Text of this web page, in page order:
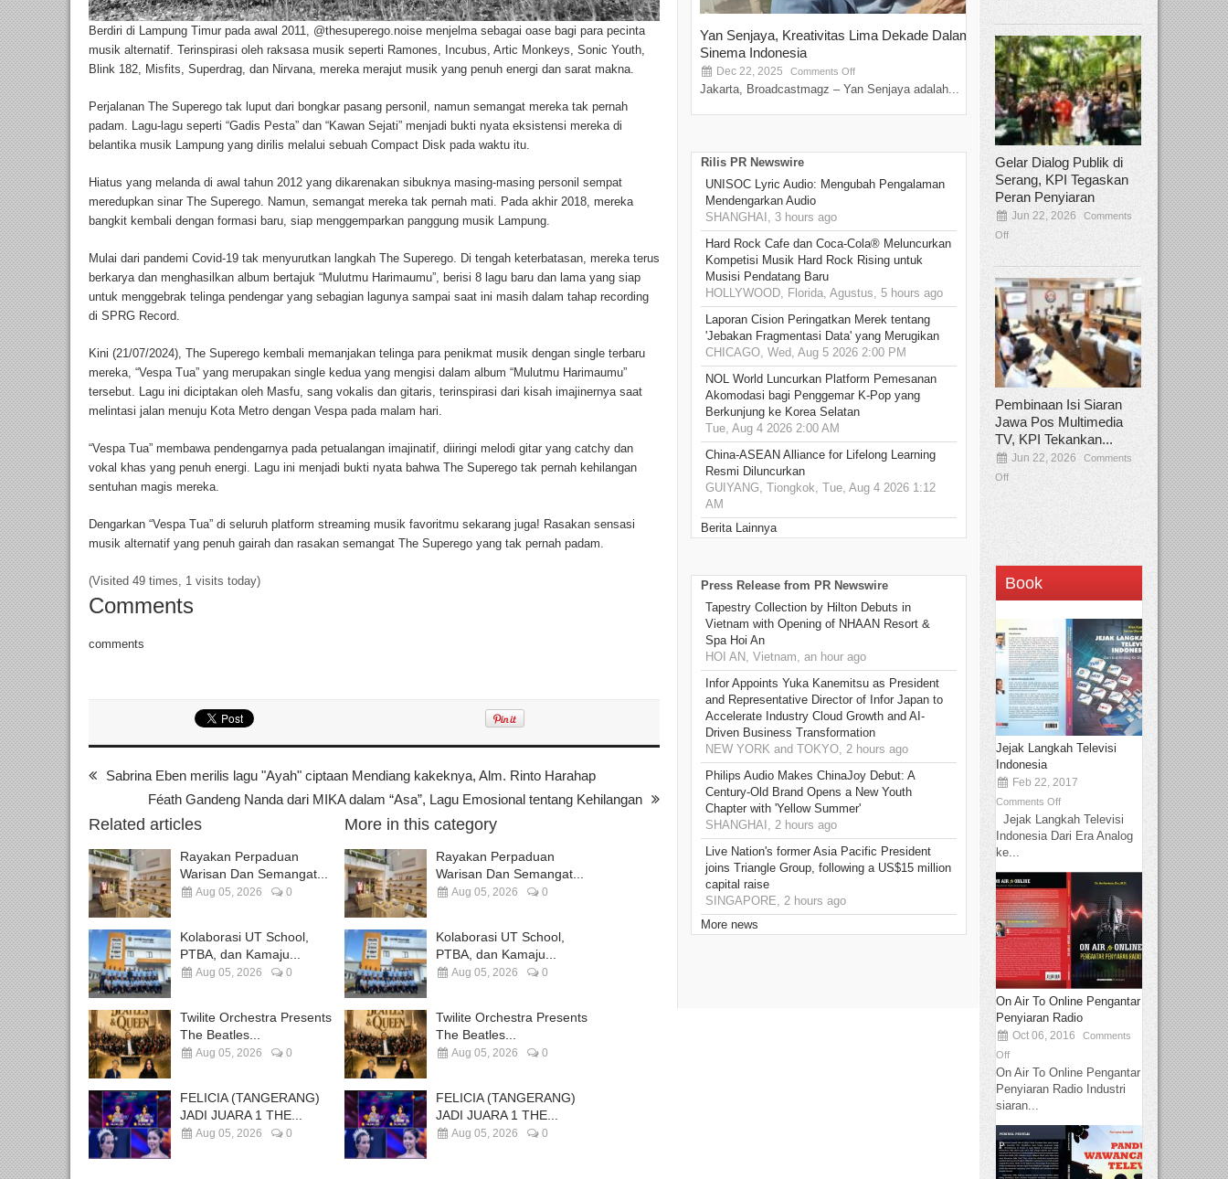
Berdiri di Lampung Timur pada awal 2011, @thesuperego.noise menjelma sebagai oase bagi para pecinta
musik alternatif. Terinspirasi oleh raksasa musik seperti Ramones, Incubus, Artic Monkeys, Sonic Youth,
Blink 182, Misfits, Superdrag, dan Nirvana, mereka merajut musik yang penuh energi dan sarat makna.
Perjalanan The Superego tak luput dari bongkar pasang personil, namun semangat mereka tak pernah
padam. Lagu-lagu seperti “Gadis Pesta” dan “Kawan Sejati” menjadi bukti nyata eksistensi mereka di
belantika musik Lampung yang dirilis melalui sebuah Compact Disk pada waktu itu.
Hiatus yang melanda di awal tahun 2012 yang dikarenakan sibuknya masing-masing personil sempat
meredupkan sinar The Superego. Namun, semangat mereka tak pernah mati. Pada akhir 2018, mereka
bangkit kembali dengan formasi baru, siap menggemparkan panggung musik Lampung.
Mulai dari pandemi Covid-19 tak menyurutkan langkah The Superego. Di tengah keterbatasan, mereka terus
berkarya dan menghasilkan album bertajuk “Mulutmu Harimaumu”, berisi 8 lagu baru dan lama yang siap
untuk menggebrak telinga pendengar yang sebagian lagunya sampai saat ini masih dalam tahap recording
di SPRG Record.
Kini (21/07/2024), The Superego kembali memanjakan telinga para penikmat musik dengan single terbaru
mereka, “Vespa Tua” yang merupakan single kedua yang mengisi dalam album “Mulutmu Harimaumu”
tersebut. Lagu ini diciptakan oleh Masfu, sang vokalis dan gitaris, terinspirasi dari kisah imajinernya saat
melintasi jalan menuju Kota Metro dengan Vespa pada malam hari.
“Vespa Tua” membawa pendengarnya pada petualangan imajinatif, diiringi melodi gitar yang catchy dan
vokal khas yang penuh energi. Lagu ini menjadi bukti nyata bahwa The Superego tak pernah kehilangan
sentuhan magis mereka.
Dengarkan “Vespa Tua” di seluruh platform streaming musik favoritmu sekarang juga! Rasakan sensasi
musik alternatif yang penuh gairah dan rasakan semangat The Superego yang tak pernah padam.
(Visited 49 times, 1 visits today)
Comments
comments
Sabrina Eben merilis lagu "Ayah" ciptaan Mendiang kakeknya, Alm. Rinto Harahap
Féath Gandeng Nanda dari MIKA dalam “Asa”, Lagu Emosional tentang Kehilangan
Related articles
Rayakan Perpaduan
Warisan Dan Semangat...
Aug 05, 2026 0
Kolaborasi UT School,
PTBA, dan Kamaju...
Aug 05, 2026 0
Twilite Orchestra Presents
The Beatles...
Aug 05, 2026 0
FELICIA (TANGERANG)
JADI JUARA 1 THE...
Aug 05, 2026 0
More in this category
Rayakan Perpaduan
Warisan Dan Semangat...
Aug 05, 2026 0
Kolaborasi UT School,
PTBA, dan Kamaju...
Aug 05, 2026 0
Twilite Orchestra Presents
The Beatles...
Aug 05, 2026 0
FELICIA (TANGERANG)
JADI JUARA 1 THE...
Aug 05, 2026 0
Yan Senjaya, Kreativitas Lima Dekade Dalam
Sinema Indonesia
Dec 22, 2025 Comments Off
Jakarta, Broadcastmagz – Yan Senjaya adalah...
Tamee Irelly Menjadi Juri Open
Film Terbaru...
Sep 08, 2025 Comments Off
Bekasi, Broadcastmagz – Dalam upaya
talenta...
Rilis PR Newswire
UNISOC Lyric Audio: Mengubah Pengalaman
Mendengarkan Audio
SHANGHAI, 3 hours ago
Hard Rock Cafe dan Coca-Cola® Meluncurkan
Kompetisi Musik Hard Rock Rising untuk
Musisi Pendatang Baru
HOLLYWOOD, Florida, Agustus, 5 hours ago
Laporan Cision Peringatkan Merek tentang
'Jebakan Fragmentasi Data' yang Merugikan
CHICAGO, Wed, Aug 5 2026 2:00 PM
NOL World Luncurkan Platform Pemesanan
Akomodasi bagi Penggemar K-Pop yang
Berkunjung ke Korea Selatan
Tue, Aug 4 2026 2:00 AM
China-ASEAN Alliance for Lifelong Learning
Resmi Diluncurkan
GUIYANG, Tiongkok, Tue, Aug 4 2026 1:12
AM
Berita Lainnya
Press Release from PR Newswire
Tapestry Collection by Hilton Debuts in
Vietnam with Opening of NHAAN Resort &
Spa Hoi An
HOI AN, Vietnam, an hour ago
Infor Appoints Yuka Kanemitsu as President
and Representative Director of Infor Japan to
Accelerate Industry Cloud Growth and AI-
Driven Business Transformation
NEW YORK and TOKYO, 2 hours ago
Philips Audio Makes ChinaJoy Debut: A
Century-Old Brand Opens a New Youth
Chapter with 'Yellow Summer'
SHANGHAI, 2 hours ago
Live Nation's former Asia Pacific President
joins Triangle Group, following a US$15 million
capital raise
SINGAPORE, 2 hours ago
More news
Gelar Dialog Publik di
Serang, KPI Tegaskan
Peran Penyiaran
Jun 22, 2026
Comments
Off
Pembinaan Isi Siaran
Jawa Pos Multimedia
TV, KPI Tekankan...
Jun 22, 2026
Comments
Off
Book
Jejak Langkah Televisi
Indonesia
Feb 22, 2017
Comments Off
Jejak Langkah Televisi
Indonesia Dari Era Analog
ke...
On Air To Online Pengantar
Penyiaran Radio
Oct 06, 2016
Comments
Off
On Air To Online Pengantar
Penyiaran Radio Industri
siaran...